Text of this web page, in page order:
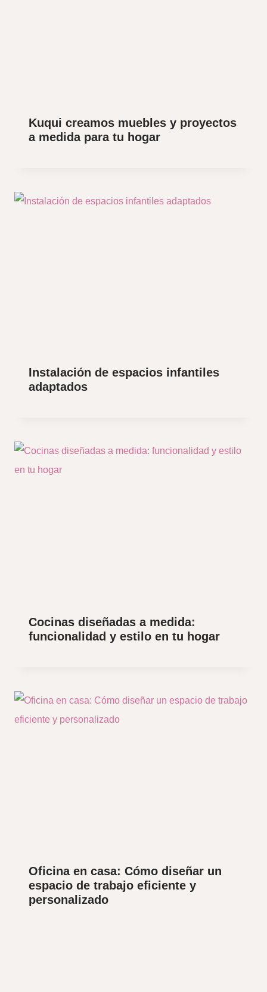
Kuqui creamos muebles y proyectos
a medida para tu hogar
Instalación de espacios infantiles
adaptados
Cocinas diseñadas a medida:
funcionalidad y estilo en tu hogar
Oficina en casa: Cómo diseñar un
espacio de trabajo eficiente y
personalizado